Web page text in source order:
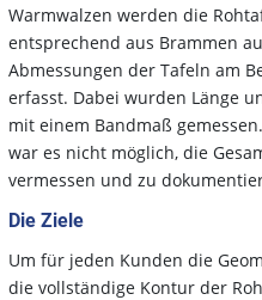
Warmwalzen werden die
entsprechend aus Brammen
Abmessungen der Tafeln am
erfasst. Dabei wurden Länge
mit einem Bandmaß
war es nicht möglich, die
vermessen und zu
Die Ziele
Um für jeden Kunden die
die vollständige Kontur der